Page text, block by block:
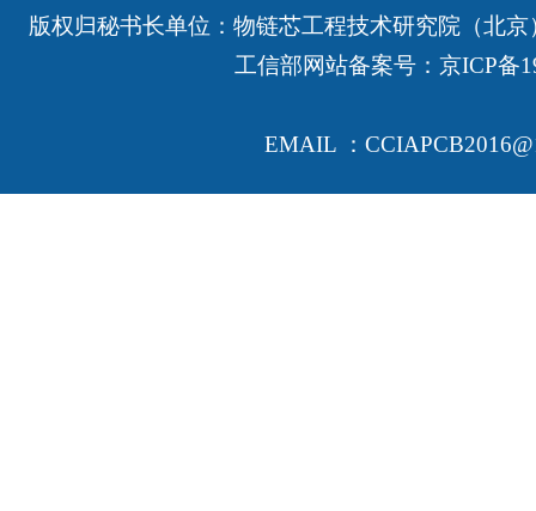
版权归秘书长单位：物链芯工程技术研究院（北
工信部网站备案号： 京ICP备
EMAIL ：